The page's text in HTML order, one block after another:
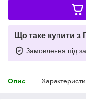
Що таке купити з
Замовлення під
Опис